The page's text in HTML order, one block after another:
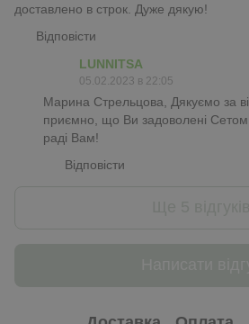
доставлено в строк. Дуже дякую!
Відповісти
LUNNITSA
05.02.2023 в 22:05
Марина Стрельцова, Дякуємо за
приємно, що Ви задоволені Сетом
раді Вам!
Відповісти